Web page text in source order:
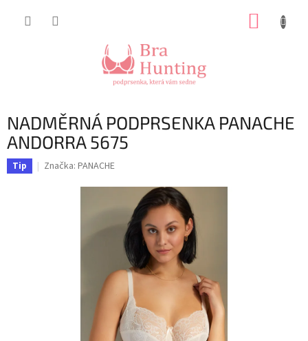
NADMĚRNÁ PODPRSENKA PANACHE
ANDORRA 5675
Tip Značka: PANACHE